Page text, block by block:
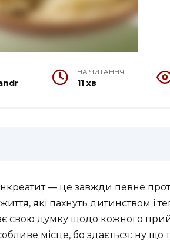
НА ЧИТАННЯ
11 хв
— це завжди певне
життя, які пахнуть дитинством і
свою думку щодо кожного
місце, бо здається: ну що